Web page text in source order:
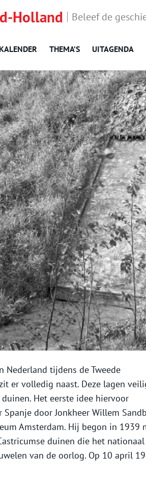
Holland Beleef de
KALENDER THEMA’S UITAGENDA
Nederland tijdens de Tweede
er volledig naast. Deze lagen
Het eerste idee hiervoor
door Jonkheer Willem
Amsterdam. Hij begon in 1939
duinen die het nationaal
van de oorlog. Op 10 april